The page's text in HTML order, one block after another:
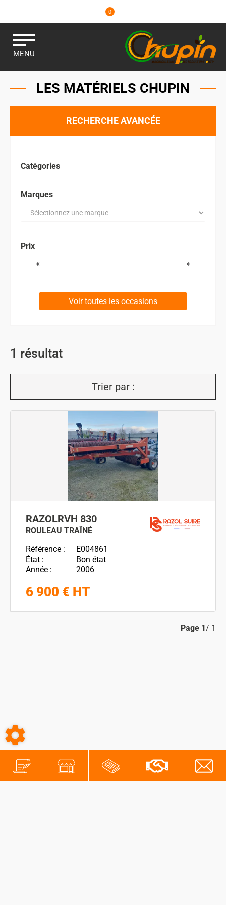
0
MENU
LES MATÉRIELS CHUPIN
RECHERCHE AVANCÉE
Catégories
Marques
Prix
€ €
Voir toutes les occasions
1 résultat
Trier par :
ROULEAU TRAÎNÉ
RAZOLRVH 830
Référence
E004861
État
Bon état
Année
2006
6 900 € HT
Page 1/ 1